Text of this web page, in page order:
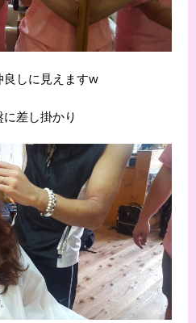
しに見えますw
差し掛かり